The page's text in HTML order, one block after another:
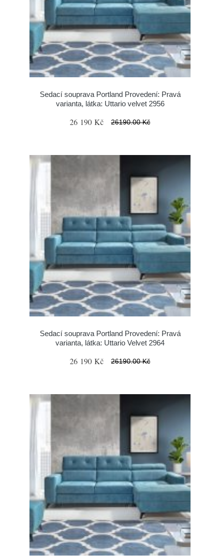
Sedací souprava Portland Provedení: Pravá
varianta, látka: Uttario velvet 2956
26 190 Kč 26190.00 Kč
Sedací souprava Portland Provedení: Pravá
varianta, látka: Uttario Velvet 2964
26 190 Kč 26190.00 Kč